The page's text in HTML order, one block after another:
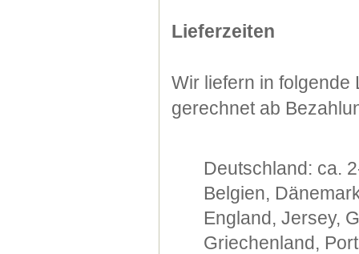
Lieferzeiten
Wir liefern in folgende
gerechnet ab
Deutschland: ca.
Belgien,
England, Jersey,
Griechenland,